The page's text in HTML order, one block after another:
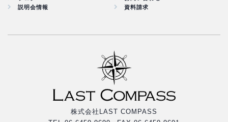
説明会情報
資料請求
株式会社LAST COMPASS